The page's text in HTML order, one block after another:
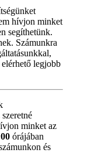
hívjon minket
segíthetünk.
Számunkra
legjobb
minket az
órájában
és